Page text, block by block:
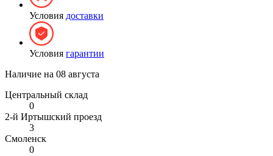
Условия доставки
Условия гарантии
Наличие на 08 августа
Центральный склад
0
2-й Иртышский проезд
3
Смоленск
0